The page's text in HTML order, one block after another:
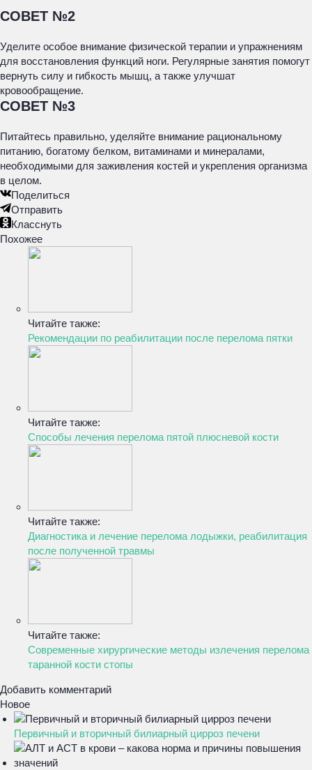
СОВЕТ №2
Уделите особое внимание физической терапии и упражнениям
для восстановления функций ноги. Регулярные занятия помогут
вернуть силу и гибкость мышц, а также улучшат
кровообращение.
СОВЕТ №3
Питайтесь правильно, уделяйте внимание рациональному
питанию, богатому белком, витаминами и минералами,
необходимыми для заживления костей и укрепления организма
в целом.
Поделиться
Отправить
Класснуть
Похожее
Читайте также:
Рекомендации по реабилитации после перелома пятки
Читайте также:
Способы лечения перелома пятой плюсневой кости
Читайте также:
Диагностика и лечение перелома лодыжки, реабилитация
после полученной травмы
Читайте также:
Современные хирургические методы излечения перелома
таранной кости стопы
Добавить комментарий
Новое
Первичный и вторичный билиарный цирроз печени